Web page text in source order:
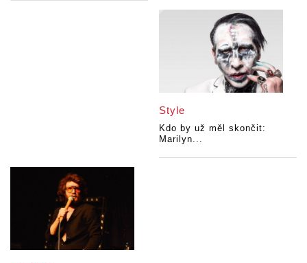
Style
Kdo by už měl skončit:
Marilyn...